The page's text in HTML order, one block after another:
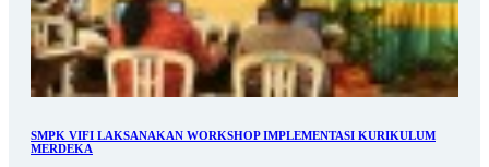
SMPK VIFI LAKSANAKAN WORKSHOP IMPLEMENTASI KURIKULUM
MERDEKA